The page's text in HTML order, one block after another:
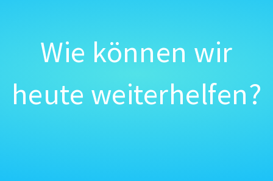
Wie können wir
heute weiterhelfen?